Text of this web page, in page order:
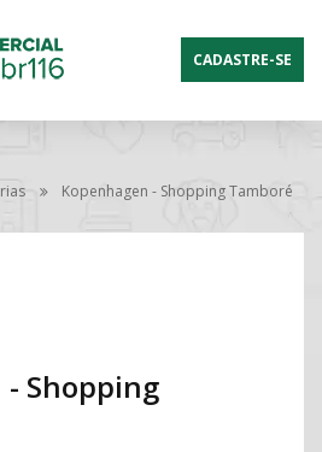
CADASTRE-SE
Kopenhagen - Shopping Tamboré
Shopping